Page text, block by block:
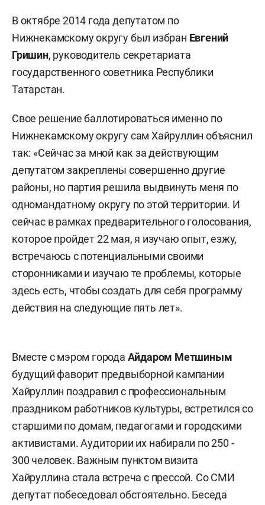
В октябре 2014 года депутатом по
Нижнекамскому округу был избран Евгений
Гришин, руководитель секретариата
государственного советника Республики
Татарстан.
Свое решение баллотироваться именно по
Нижнекамскому округу сам Хайруллин объяснил
так: «Сейчас за мной как за действующим
депутатом закреплены совершенно другие
районы, но партия решила выдвинуть меня по
одномандатному округу по этой территории. И
сейчас в рамках предварительного голосования,
которое пройдет 22 мая, я изучаю опыт, езжу,
встречаюсь с потенциальными своими
сторонниками и изучаю те проблемы, которые
здесь есть, чтобы создать для себя программу
действия на следующие пять лет».
Вместе с мэром города Айдаром Метшиным
будущий фаворит предвыборной кампании
Хайруллин поздравил с профессиональным
праздником работников культуры, встретился со
старшими по домам, педагогами и городскими
активистами. Аудитории их набирали по 250 -
300 человек. Важным пунктом визита
Хайруллина стала встреча с прессой. Со СМИ
депутат побеседовал обстоятельно. Беседа